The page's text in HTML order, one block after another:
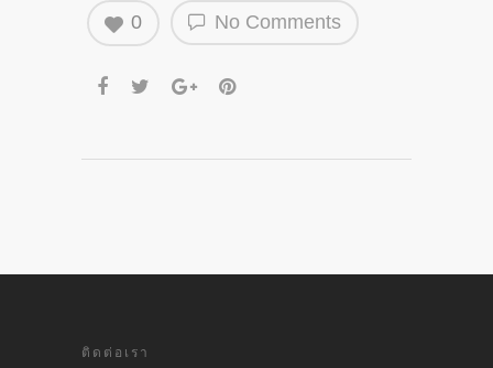
No Comments
0
ติดต่อเรา